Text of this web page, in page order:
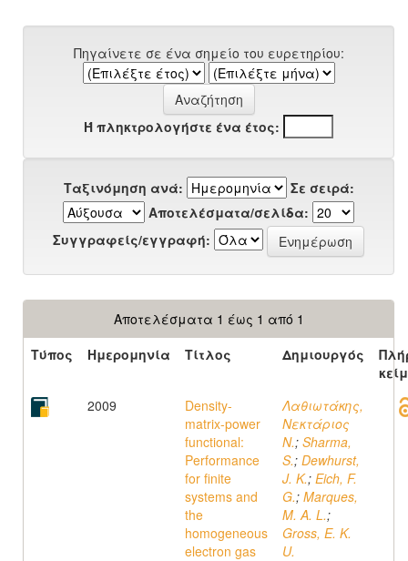
Πηγαίνετε σε ένα σημείο του ευρετηρίου:
Ή πληκτρολογήστε ένα έτος:
Ταξινόμηση ανά:
Σε σειρά:
Αποτελέσματα/σελίδα:
Συγγραφείς/εγγραφή:
Αποτελέσματα 1 έως 1 από 1
Τύπος
Ημερομηνία Τίτλος Δημιουργός
2009
Density-
matrix-power
functional:
Performance
for finite
systems and
the
homogeneous
electron gas
Λαθιωτάκης,
Νεκτάριος
N.; Sharma,
S.; Dewhurst,
J. K.; Eich, F.
G.; Marques,
M. A. L.;
Gross, E. K.
U.